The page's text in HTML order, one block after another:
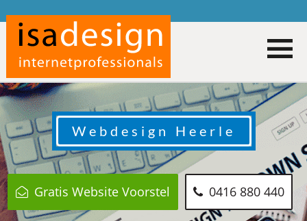
Webdesign Heerle
Gratis Website Voorstel 0416 880 440